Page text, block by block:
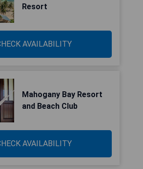
Resort
AVAILABILITY
Mahogany Bay Resort
and Beach Club
AVAILABILITY